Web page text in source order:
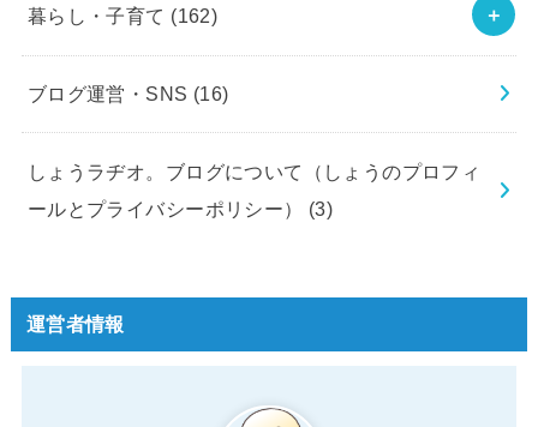
暮らし・子育て (162)
ブログ運営・SNS (16)
しょうラヂオ。ブログについて（しょうのプロフィ
ールとプライバシーポリシー） (3)
運営者情報